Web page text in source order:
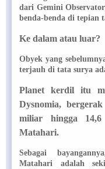
dari Gemini
benda-benda di tepian
Ke dalam atau luar?
Obyek yang
terjauh di tata surya
Planet kerdil itu
Dysnomia,
miliar hingga
Matahari.
Sebagai
Matahari adalah